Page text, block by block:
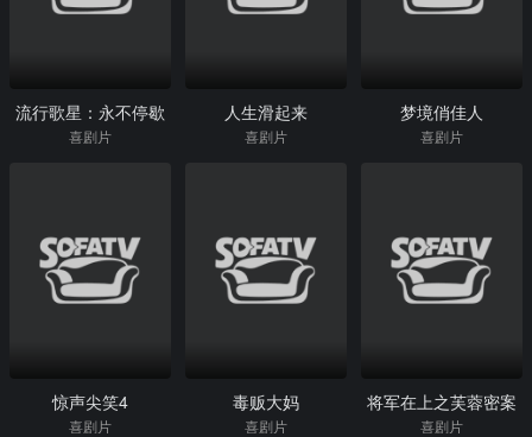
流行歌星：永不停歇
喜剧片
人生滑起来
喜剧片
梦境俏佳人
喜剧片
惊声尖笑4
喜剧片
毒贩大妈
喜剧片
将军在上之芙蓉密案
喜剧片